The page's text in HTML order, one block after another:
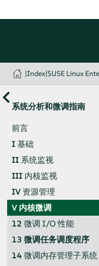
|Index|SUSE Linux
系统分析和微调指南
前言
I基础
II 系统监视
III 内核监视
IV资源管理
V内核微调
12 微调 I/O 性能
13 微调任务调度程序
14 微调内存管理子系统